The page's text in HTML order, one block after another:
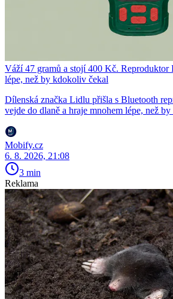
Váží 47 gramů a stojí 400 Kč. Reproduktor
lépe, než by kdokoliv čekal
Dílenská značka Lidlu přišla s Bluetooth
vejde do dlaně a hraje mnohem lépe, než
Mobify.cz
6. 8. 2026, 21:08
3 min
Reklama